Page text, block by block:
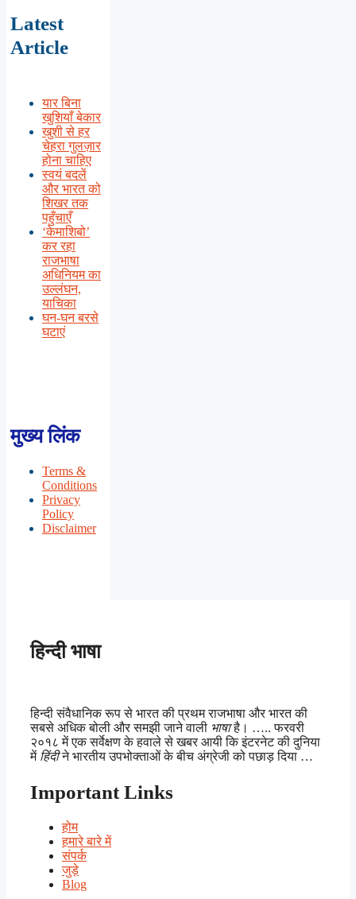
Latest
Article
यार बिना
खुशियाँ बेकार
खुशी से हर
चेहरा गुलज़ार
होना चाहिए
स्वयं बदलें
और भारत को
शिखर तक
पहुँचाएँ
‘केमाशिबो’
कर रहा
राजभाषा
अधिनियम का
उल्लंघन,
याचिका
घन-घन बरसे
घटाएं
मुख्य लिंक
Terms &
Conditions
Privacy
Policy
Disclaimer
हिन्दी भाषा
हिन्दी संवैधानिक रूप से भारत की प्रथम राजभाषा और भारत की
सबसे अधिक बोली और समझी जाने वाली भाषाहै। ….. फरवरी
२०१८ में एक सर्वेक्षण के हवाले से खबर आयी कि इंटरनेट की दुनिया
में हिंदीने भारतीय उपभोक्ताओं के बीच अंग्रेजी को पछाड़ दिया …
Important Links
होम
हमारे बारे में
संपर्क
जुड़े
Blog